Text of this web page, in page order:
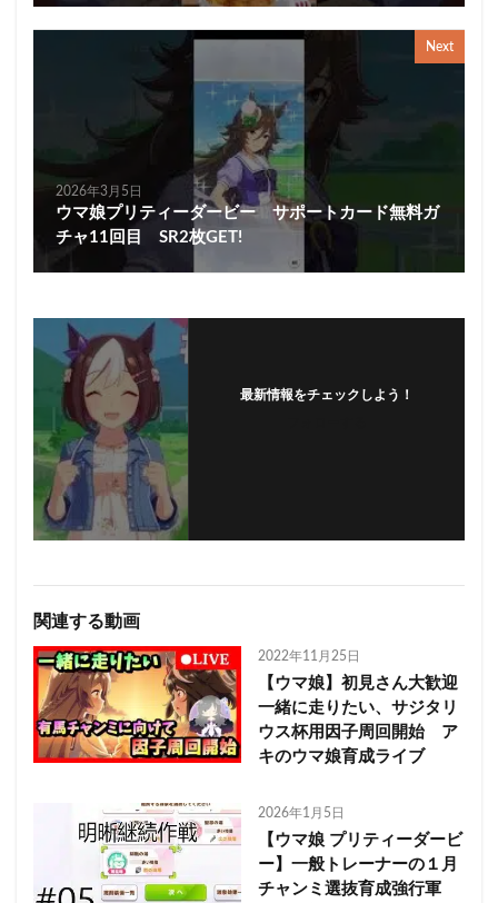
Next
2026年3月5日
ウマ娘プリティーダービー サポートカード無料ガ
チャ11回目 SR2枚GET!
最新情報をチェックしよう！
関連する動画
2022年11月25日
【ウマ娘】初見さん大歓迎
一緒に走りたい、サジタリ
ウス杯用因子周回開始 ア
キのウマ娘育成ライブ
2026年1月5日
【ウマ娘 プリティーダービ
ー】一般トレーナーの１月
チャンミ選抜育成強行軍